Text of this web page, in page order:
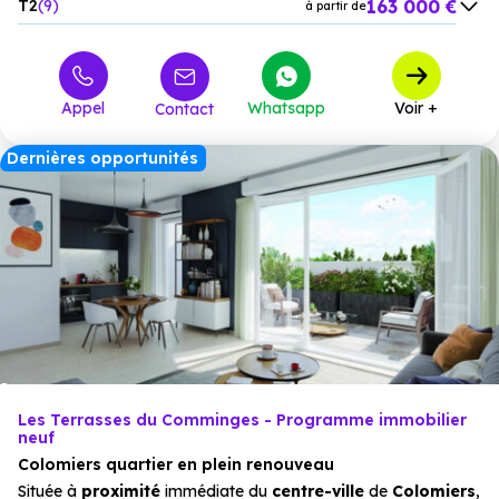
T2 9 à partir de163 000 €
à partir de 321 896 €
Appel Contact Whatsapp Voir +
Dernières opportunités
Les Terrasses du Comminges - Programme immobilier
neuf
Colomiers quartier en plein renouveau
Située à proximité immédiate du centre-ville de Colomiers,